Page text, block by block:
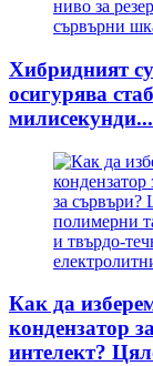
Хибридният
осигурява
милисекунди...
Как да
кондензатор
интелект?